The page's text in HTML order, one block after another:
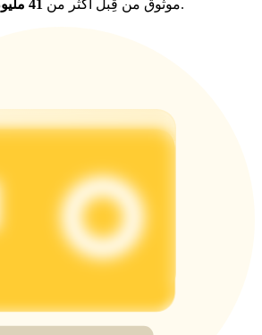
موثوق من قِبل أكثر من 41 مليون مستخدم حول العالم .